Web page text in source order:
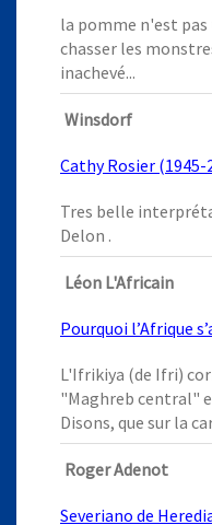
la pomme n'est
chasser les
inachevé...
Winsdorf
Cathy Rosier (1945-
Tres belle
Delon .
Léon L'Africain
Pourquoi l’Afrique
L'Ifrikiya (de Ifri)
"Maghreb central"
Disons, que sur la
Roger Adenot
Severiano de